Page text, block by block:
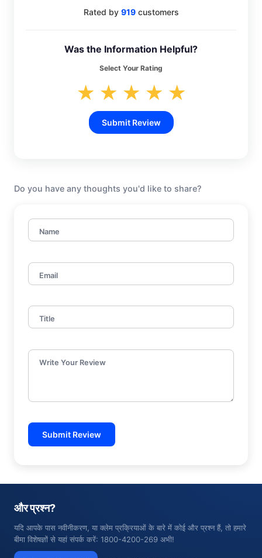
Rated by 919customers
Was the Information Helpful?
Select Your Rating
★ ★ ★ ★ ★
Submit Review
Do you have any thoughts you'd like to share?
Name
Email
Title
Write Your Review
Submit Review
और प्रश्न?
यदि आपके पास नवीनीकरण, या क्लेम प्रक्रियाओं के बारे में कोई और प्रश्न हैं, तो हमारे
बीमा विशेषज्ञों से यहां संपर्क करें: 1800-4200-269 अभी!